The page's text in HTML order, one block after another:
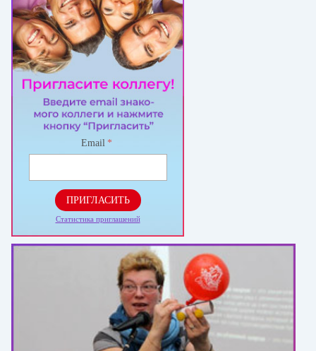
Email *
ПРИГЛАСИТЬ
Статистика приглашений